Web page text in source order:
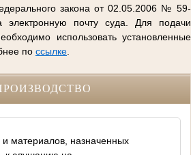
закона от 02.05.2006 № 59-
почту суда. Для подачи
использовать установленные
по ссылке
материалов, назначенных